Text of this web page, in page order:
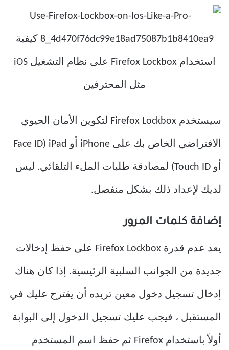
سيستخدم Firefox Lockbox لتكوين الأمان الحيوي
الافتراضي الخاص بك على iPhone أو iPad (Face ID
أو Touch ID) لمصادقة طلبات الملء التلقائي. ليس
لديك لإعداد ذلك بشكل منفصل.
إضافة كلمات المرور
يعد عدم قدرة Firefox Lockbox على حفظ إدخالات
جديدة من الجوانب السلبية الرئيسية. إذا كان هناك
إدخال تسجيل دخول معين تريده أن يقترح عليك في
المستقبل ، فيجب عليك تسجيل الدخول إلى البوابة
أولاً باستخدام Firefox ثم حفظ اسم المستخدم